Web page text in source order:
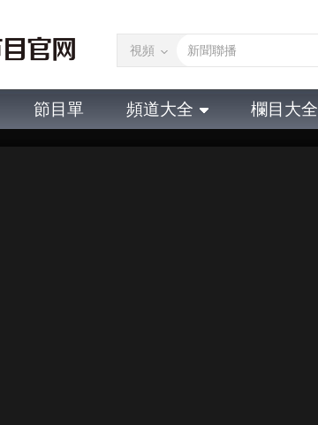
視頻
節目單 頻道大全 欄目大全